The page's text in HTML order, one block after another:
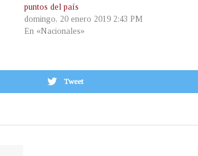
puntos del país
domingo, 20 enero 2019 2:43 PM
En «Nacionales»
Tweet